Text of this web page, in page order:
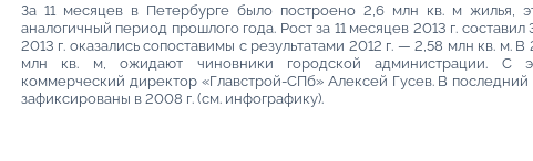
За 11 месяцев в Петербурге было построено 2,6 млн кв. м жилья,
аналогичный период прошлого года. Рост за 11 месяцев 2013 г. составил
2013 г. оказались сопоставимы с результатами 2012 г. — 2,58 млн кв. м.
млн кв. м, ожидают чиновники городской администрации. С
коммерческий директор «Главстрой-СПб» Алексей Гусев. В последний
зафиксированы в 2008 г. (см. инфографику).